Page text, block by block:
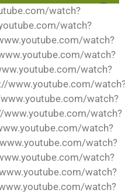
watch?
watch?
watch?
watch?
watch?
www.youtube.com/
watch?
www.youtube.com/watch?
watch?
watch?
watch?
watch?
watch?